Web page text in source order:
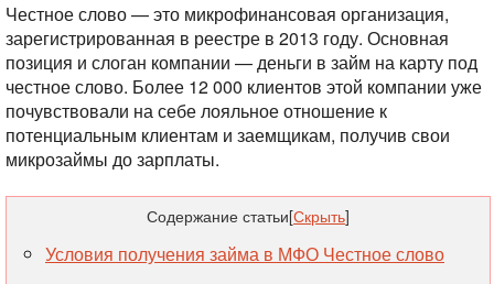
Честное слово — это микрофинансовая организация,
зарегистрированная в реестре в 2013 году. Основная
позиция и слоган компании — деньги в займ на карту под
честное слово. Более 12 000 клиентов этой компании уже
почувствовали на себе лояльное отношение к
потенциальным клиентам и заемщикам, получив свои
микрозаймы до зарплаты.
Содержание статьи[Скрыть]
Условия получения займа в МФО Честное слово